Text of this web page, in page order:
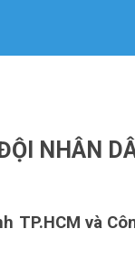
NHÂN
và